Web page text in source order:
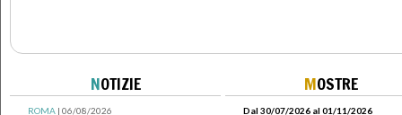
NOTIZIE
ROMA | 06/08/2026
MOSTRE
Dal 30/07/2026 al 01/11/2026